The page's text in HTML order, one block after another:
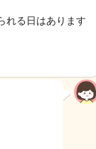
れる日はあります